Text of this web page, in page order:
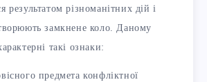
результатом різноманітних дій і
замкнене коло. Даному
такі ознаки:
предмета конфліктної